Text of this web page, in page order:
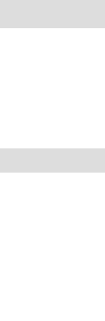
Inhalt